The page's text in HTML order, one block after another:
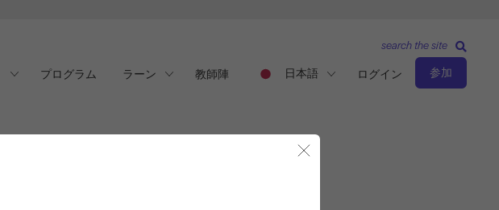
プログラム ラーン 教師陣 日本語 ログイン 参加
search the site